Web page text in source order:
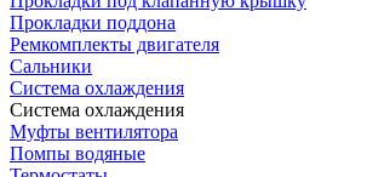
Прокладки поддона
Ремкомплекты двигателя
Сальники
Система охлаждения
Система охлаждения
Муфты вентилятора
Помпы водяные